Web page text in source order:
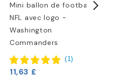
Mini ballon de football
NFL avec logo -
Washington
Commanders
(1)
11,63 £